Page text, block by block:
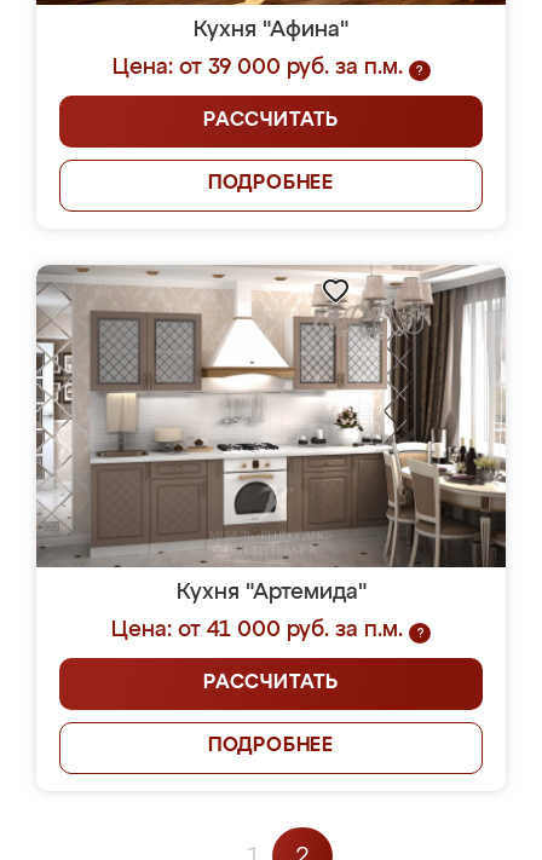
Кухня "Афина"
Цена: от 39 000 руб. за п.м.
?
РАССЧИТАТЬ
ПОДРОБНЕЕ
Кухня "Артемида"
Цена: от 41 000 руб. за п.м.
?
РАССЧИТАТЬ
ПОДРОБНЕЕ